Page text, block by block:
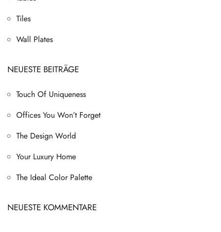
Tiles
Wall Plates
NEUESTE BEITRÄGE
Touch Of Uniqueness
Offices You Won’t Forget
The Design World
Your Luxury Home
The Ideal Color Palette
NEUESTE KOMMENTARE